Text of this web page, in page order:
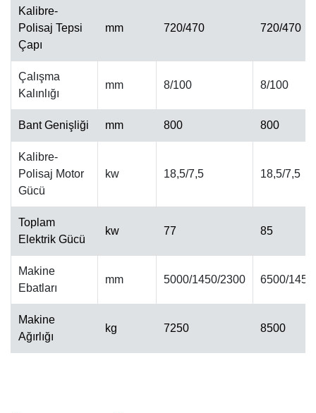
ALINPAH CILA MAKINESI
Kalibre-
Polisaj Tepsi
Çapı
mm 720/470 720/470
Çalışma
Kalınlığı
mm 8/100 8/100
Bant Genişliği mm 800 800
Kalibre-
Polisaj Motor
Gücü
kw 18,5/7,5 18,5/7,5
Toplam
Elektrik Gücü
kw 77 85
Makine
Ebatları
mm 5000/1450/2300 6500/
Makine
Ağırlığı
kg 7250 8500